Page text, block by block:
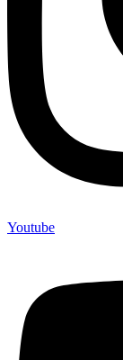
Youtube